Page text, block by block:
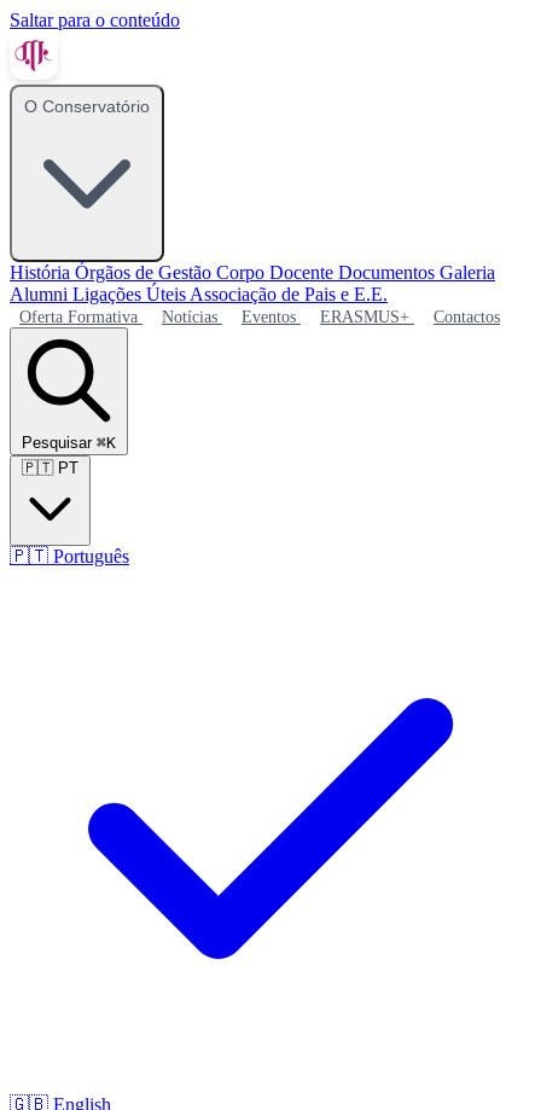
Saltar para o conteúdo
O Conservatório
História Órgãos de Gestão Corpo Docente Documentos Galeria
Alumni Ligações Úteis Associação de Pais e E.E.
Oferta Formativa Notícias Eventos ERASMUS+ Contactos
Pesquisar ⌘K
🇵🇹 PT
🇵🇹 Português
🇬🇧 English